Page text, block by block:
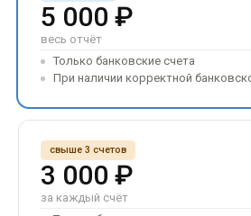
5 000 ₽
весь отчёт
Только банковские счета
При наличии корректной
свыше 3 счетов
3 000 ₽
за каждый счёт